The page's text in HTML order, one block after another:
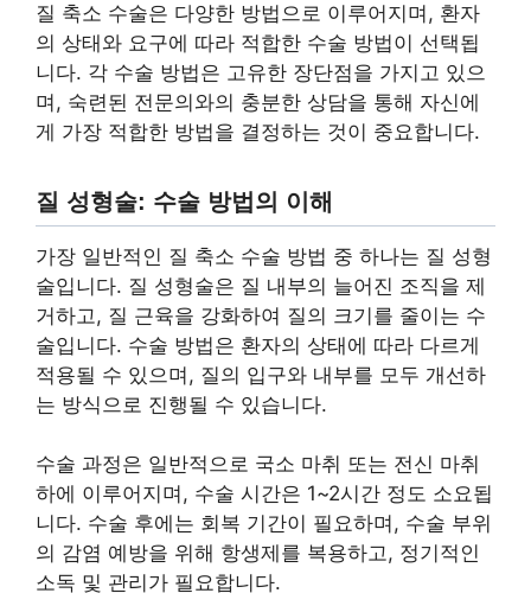
질 축소 수술은 다양한 방법으로 이루어지며, 환자
의 상태와 요구에 따라 적합한 수술 방법이 선택됩
니다. 각 수술 방법은 고유한 장단점을 가지고 있으
며, 숙련된 전문의와의 충분한 상담을 통해 자신에
게 가장 적합한 방법을 결정하는 것이 중요합니다.
질 성형술: 수술 방법의 이해
가장 일반적인 질 축소 수술 방법 중 하나는 질 성형
술입니다. 질 성형술은 질 내부의 늘어진 조직을 제
거하고, 질 근육을 강화하여 질의 크기를 줄이는 수
술입니다. 수술 방법은 환자의 상태에 따라 다르게
적용될 수 있으며, 질의 입구와 내부를 모두 개선하
는 방식으로 진행될 수 있습니다.
수술 과정은 일반적으로 국소 마취 또는 전신 마취
하에 이루어지며, 수술 시간은 1~2시간 정도 소요됩
니다. 수술 후에는 회복 기간이 필요하며, 수술 부위
의 감염 예방을 위해 항생제를 복용하고, 정기적인
소독 및 관리가 필요합니다.